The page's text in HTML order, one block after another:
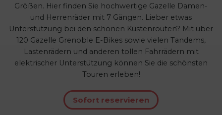
Größen. Hier finden Sie hochwertige Gazelle Damen-
und Herrenräder mit 7 Gängen. Lieber etwas
Unterstützung bei den schönen Küstenrouten? Mit über
120 Gazelle Grenoble E-Bikes sowie vielen Tandems,
Lastenrädern und anderen tollen Fahrrädern mit
elektrischer Unterstützung können Sie die schönsten
Touren erleben!
Sofort reservieren